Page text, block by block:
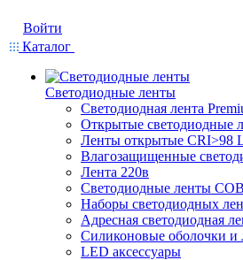
Войти
Каталог
Светодиодные ленты
Светодиодная лента
Открытые светодиодные
Ленты открытые CRI>98
Влагозащищенные
Лента 220в
Светодиодные ленты COB
Наборы светодиодных
Адресная светодиодная
Силиконовые оболочки и
LED аксессуары